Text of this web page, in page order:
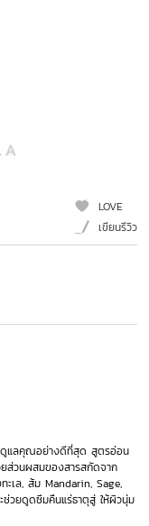
LOVE
เขียนรีวิว
ดูแลคุณอย่างดีที่สุด สูตรอ่อน
ส่วนผสมของสารสกัดจาก
ะเล, ส้ม Mandarin, Sage,
ช่วยดูดซึมคืนแร่ธาตุสู่ ให้ผิวนุ่ม